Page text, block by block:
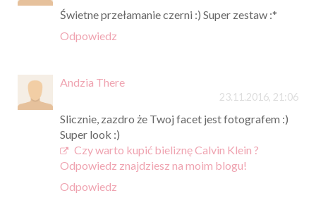
Świetne przełamanie czerni :) Super zestaw :*
Odpowiedz
Andzia There
23.11.2016, 21:06
Slicznie, zazdro że Twoj facet jest fotografem :)
Super look :)
Czy warto kupić bieliznę Calvin Klein ?
Odpowiedz znajdziesz na moim blogu!
Odpowiedz